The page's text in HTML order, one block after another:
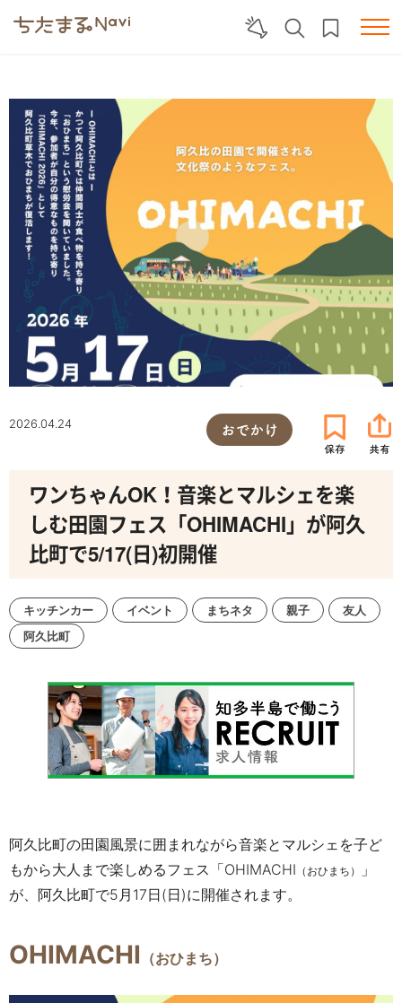
2026.04.24 おでかけ
ワンちゃんOK！音楽とマルシェを楽
しむ田園フェス「OHIMACHI」が阿久
比町で5/17(日)初開催
キッチンカー イベント まちネタ 親子
友人
阿久比町
阿久比町の田園風景に囲まれながら音楽とマルシェを子ど
もから大人まで楽しめるフェス「OHIMACHI （おひまち）
」
が、阿久比町で5月17日(日)に開催されます。
OHIMACHI （おひまち）